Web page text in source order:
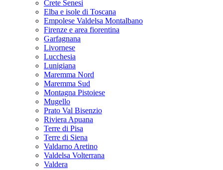
Crete Senesi
Elba e isole di Toscana
Empolese Valdelsa Montalbano
Firenze e area fiorentina
Garfagnana
Livornese
Lucchesia
Lunigiana
Maremma Nord
Maremma Sud
Montagna Pistoiese
Mugello
Prato Val Bisenzio
Riviera Apuana
Terre di Pisa
Terre di Siena
Valdarno Aretino
Valdelsa Volterrana
Valdera